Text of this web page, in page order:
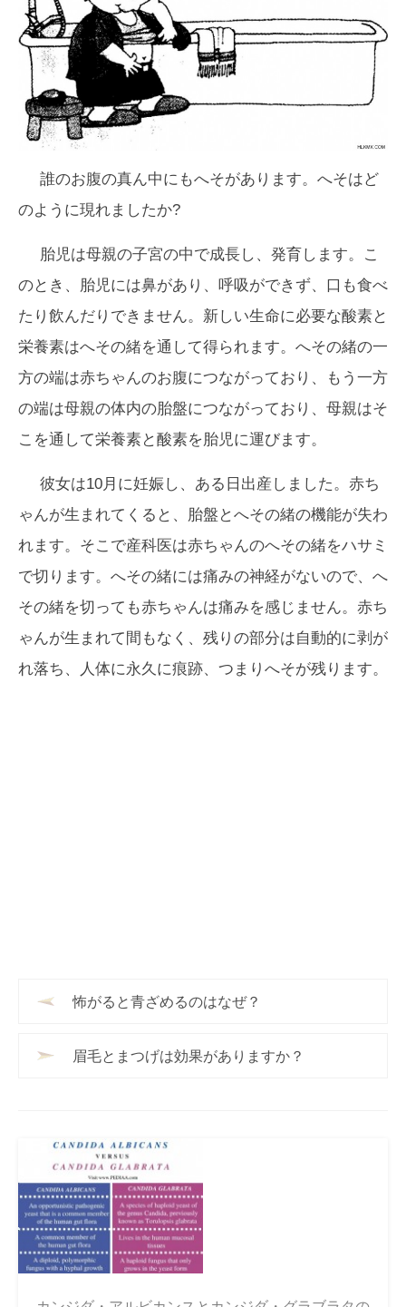
誰のお腹の真ん中にもへそがあります。へそはど
のように現れましたか?
胎児は母親の子宮の中で成長し、発育します。こ
のとき、胎児には鼻があり、呼吸ができず、口も食べ
たり飲んだりできません。新しい生命に必要な酸素と
栄養素はへその緒を通して得られます。へその緒の一
方の端は赤ちゃんのお腹につながっており、もう一方
の端は母親の体内の胎盤につながっており、母親はそ
こを通して栄養素と酸素を胎児に運びます。
彼女は10月に妊娠し、ある日出産しました。赤ち
ゃんが生まれてくると、胎盤とへその緒の機能が失わ
れます。そこで産科医は赤ちゃんのへその緒をハサミ
で切ります。へその緒には痛みの神経がないので、へ
その緒を切っても赤ちゃんは痛みを感じません。赤ち
ゃんが生まれて間もなく、残りの部分は自動的に剥が
れ落ち、人体に永久に痕跡、つまりへそが残ります。
怖がると青ざめるのはなぜ？
眉毛とまつげは効果がありますか？